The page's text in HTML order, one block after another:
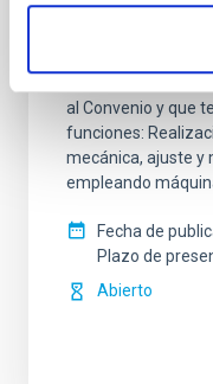
Se convoca
al Convenio y que
funciones:
mecánica, ajuste y
empleando
Fecha de
Plazo de
Abierto